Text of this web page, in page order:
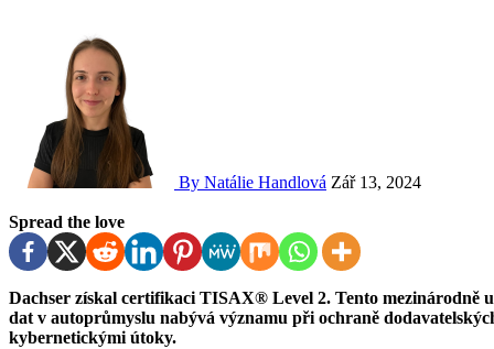
By Natálie Handlová Zář 13, 2024
Spread the love
Dachser získal certifikaci TISAX® Level 2. Tento mezinárodně uznávaný standard pro bezpečnost informací a ochranu
dat v autoprůmyslu nabývá významu při ochraně
kybernetickými útoky.